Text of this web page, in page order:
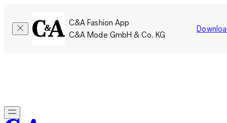
C&A Fashion App
C&A Mode GmbH & Co. KG